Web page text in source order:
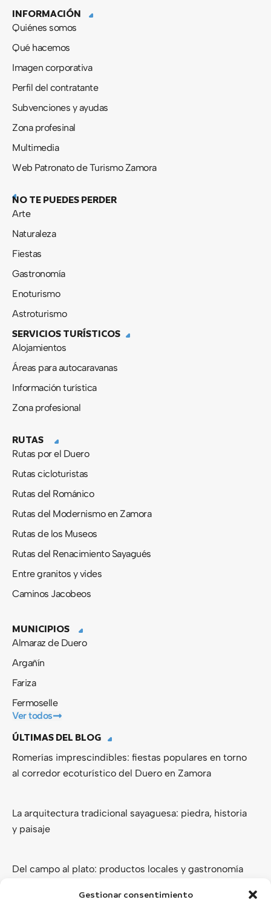
Gestionar consentimiento
o
o
-
t
t
r
b
INFORMACIÓN
Quiénes somos
Qué hacemos
Imagen corporativa
Perfil del contratante
Subvenciones y ayudas
Zona profesinal
Multimedia
Web Patronato de Turismo Zamora
NO TE PUEDES PERDER
Arte
Naturaleza
Fiestas
Gastronomía
Enoturismo
Astroturismo
SERVICIOS TURÍSTICOS
Alojamientos
Áreas para autocaravanas
Información turística
Zona profesional
RUTAS
Rutas por el Duero
Rutas cicloturistas
Rutas del Románico
Rutas del Modernismo en Zamora
Rutas de los Museos
Rutas del Renacimiento Sayagués
Entre granitos y vides
Caminos Jacobeos
MUNICIPIOS
Almaraz de Duero
Argañín
Fariza
Fermoselle
Ver todos
ÚLTIMAS DEL BLOG
Romerías imprescindibles: fiestas populares en torno
al corredor ecoturístico del Duero en Zamora
La arquitectura tradicional sayaguesa: piedra, historia
y paisaje
Del campo al plato: productos locales y gastronomía